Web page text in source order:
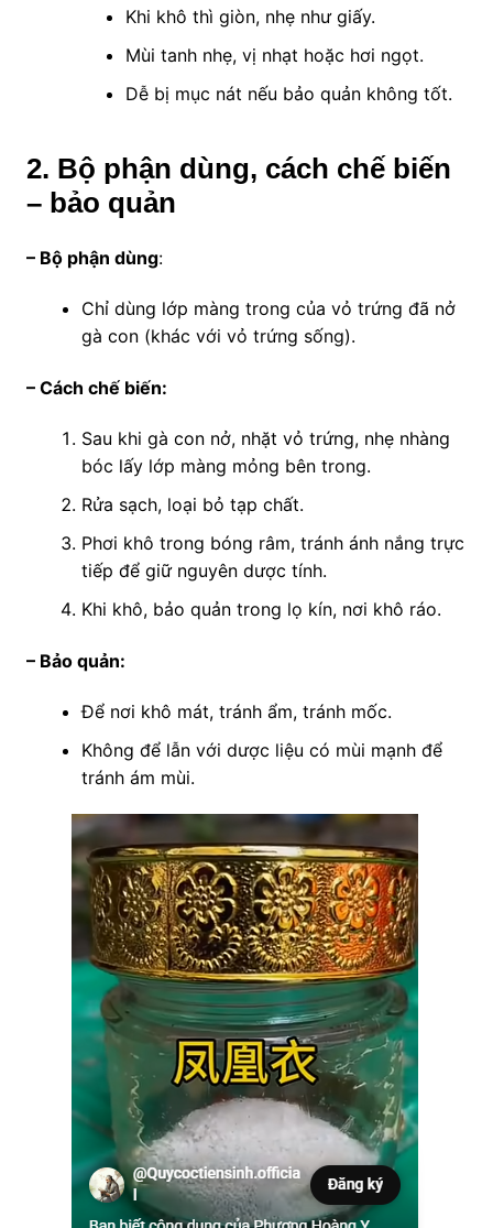
Khi khô thì giòn, nhẹ như giấy.
Mùi tanh nhẹ, vị nhạt hoặc hơi ngọt.
Dễ bị mục nát nếu bảo quản không tốt.
2. Bộ phận dùng, cách chế biến
– bảo quản
– Bộ phận dùng:
Chỉ dùng lớp màng trong của vỏ trứng đã nở
gà con (khác với vỏ trứng sống).
– Cách chế biến:
Sau khi gà con nở, nhặt vỏ trứng, nhẹ nhàng
bóc lấy lớp màng mỏng bên trong.
Rửa sạch, loại bỏ tạp chất.
Phơi khô trong bóng râm, tránh ánh nắng trực
tiếp để giữ nguyên dược tính.
Khi khô, bảo quản trong lọ kín, nơi khô ráo.
– Bảo quản:
Để nơi khô mát, tránh ẩm, tránh mốc.
Không để lẫn với dược liệu có mùi mạnh để
tránh ám mùi.